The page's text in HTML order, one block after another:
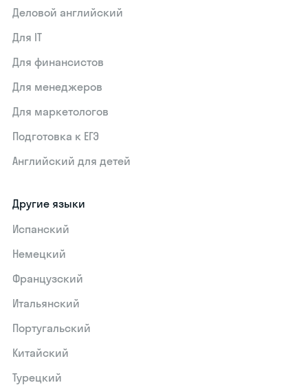
Деловой английский
Для IT
Для финансистов
Для менеджеров
Для маркетологов
Подготовка к ЕГЭ
Английский для детей
Другие языки
Испанский
Немецкий
Французский
Итальянский
Португальский
Китайский
Турецкий